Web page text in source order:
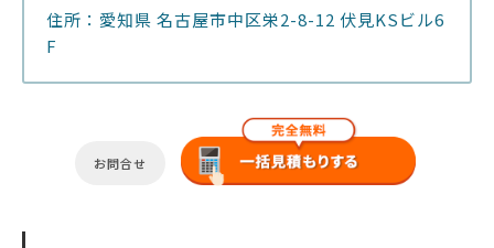
住所：愛知県 名古屋市中区栄2-8-12 伏見KSビル6
F
お問合せ